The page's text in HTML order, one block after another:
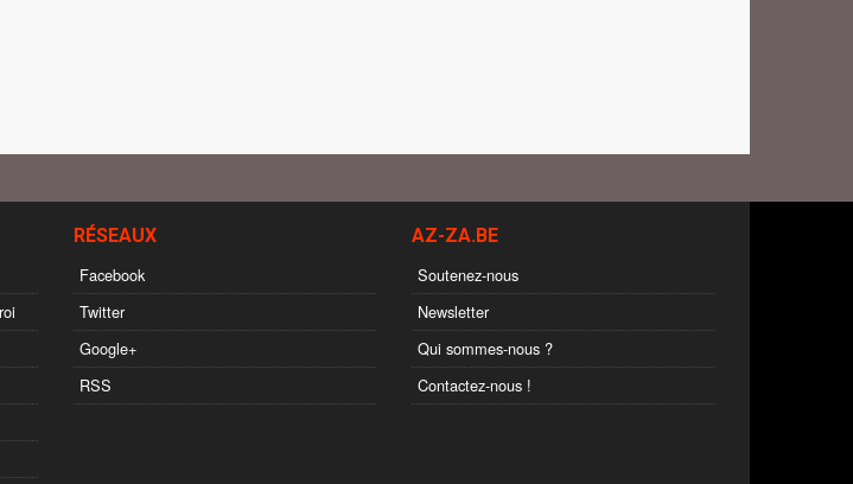
RÉSEAUX
Facebook
Twitter
Google+
RSS
AZ-ZA.BE
Soutenez-nous
Newsletter
Qui sommes-nous ?
Contactez-nous !